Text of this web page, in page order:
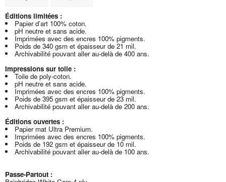
Éditions limitées :
Papier d’art 100% coton.
pH neutre et sans acide.
Imprimées avec des encres 100% pigments.
Poids de 340 gsm et épaisseur de 21 mil.
Archivabilité pouvant aller au-delà de 400 ans.
Impressions sur toile :
Toile de poly-coton.
pH neutre et sans acide.
Imprimées avec des encres 100% pigments.
Poids de 395 gsm et épaisseur de 23 mil.
Archivabilité pouvant aller au-delà de 200 ans.
Éditions ouvertes :
Papier mat Ultra Premium.
Imprimées avec des encres 100% pigments.
Poids de 192 gsm et épaisseur de 10 mil.
Archivabilité pouvant aller au-delà de 100 ans.
Passe-Partout :